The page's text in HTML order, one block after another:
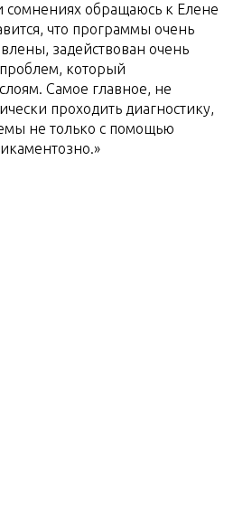
сомнениях обращаюсь к Елене
что программы очень
задействован очень
который
Самое главное, не
проходить диагностику,
не только с помощью